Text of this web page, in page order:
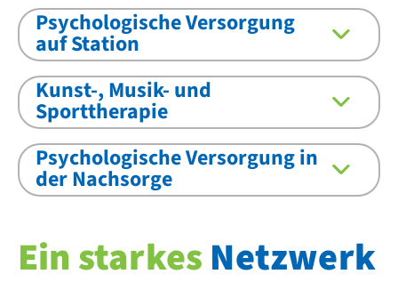
Psychologische Versorgung
auf Station
Kunst-, Musik- und
Sporttherapie
Psychologische Versorgung in
der Nachsorge
Ein starkes Netzwerk